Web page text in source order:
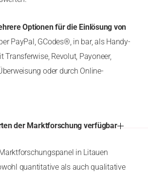
Optionen für die Einlösung von
PayPal, GCodes®, in bar, als Handy-
Transferwise, Revolut, Payoneer,
oder durch Online-
der Marktforschung verfügbar
in Litauen
quantitative als auch qualitative